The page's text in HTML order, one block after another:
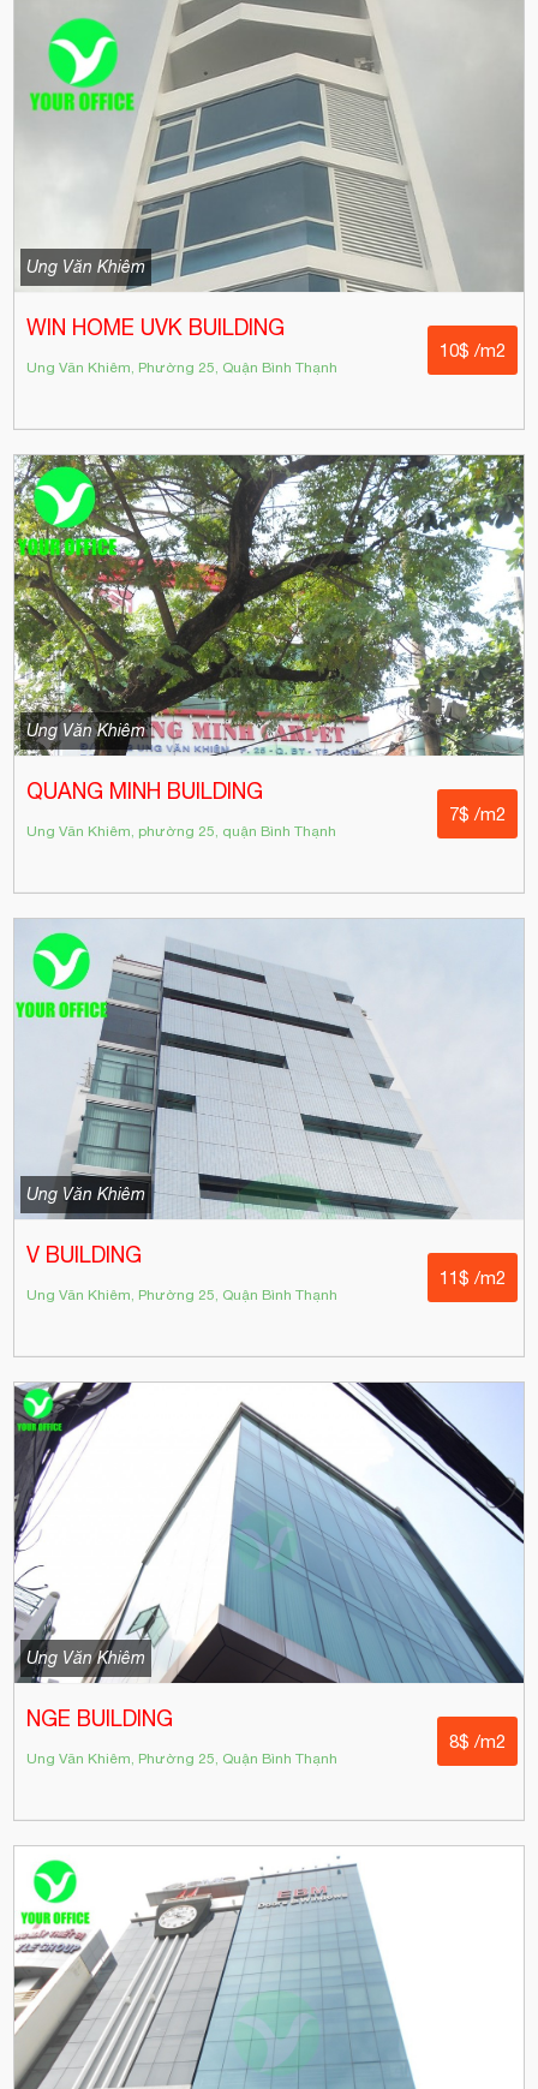
Ung Văn Khiêm
WIN HOME UVK BUILDING
Ung Văn Khiêm, Phường 25, Quận Bình Thạnh
10$ /m2
Ung Văn Khiêm
QUANG MINH BUILDING
Ung Văn Khiêm, phường 25, quận Bình Thạnh
7$ /m2
Ung Văn Khiêm
V BUILDING
Ung Văn Khiêm, Phường 25, Quận Bình Thạnh
11$ /m2
Ung Văn Khiêm
NGE BUILDING
Ung Văn Khiêm, Phường 25, Quận Bình Thạnh
8$ /m2